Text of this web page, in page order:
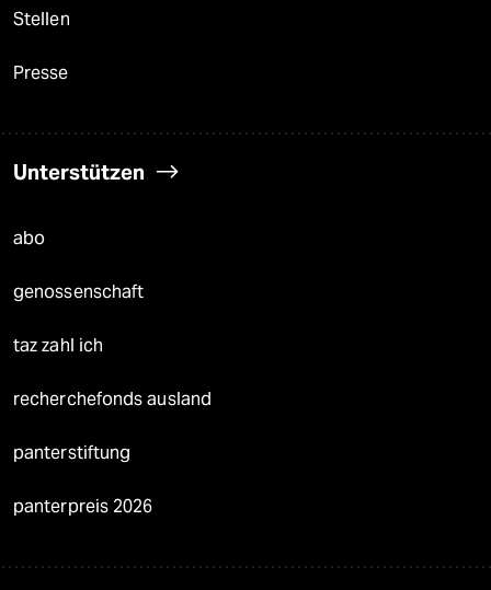
Stellen
Presse
Unterstützen
abo
genossenschaft
taz zahl ich
recherchefonds ausland
panterstiftung
panterpreis 2026